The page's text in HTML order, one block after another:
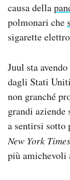
causa della
polmonari che
sigarette
Juul sta
dagli Stati
non granché
grandi
a sentirsi sotto
New York Times
più amichevoli